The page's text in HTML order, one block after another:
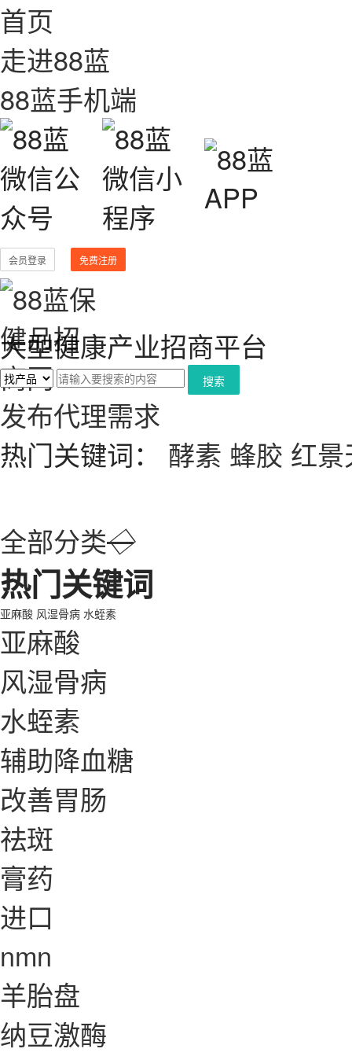
首页
走进88蓝
88蓝手机端
会员登录 免费注册
大型健康产业招商平台
搜索
发布代理需求
热门关键词： 酵素 蜂胶 红景
全部分类◇
热门关键词
亚麻酸 风湿骨病 水蛭素
亚麻酸
风湿骨病
水蛭素
辅助降血糖
改善胃肠
祛斑
膏药
进口
nmn
羊胎盘
纳豆激酶